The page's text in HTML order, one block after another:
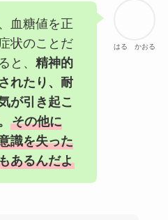
はる かおる
血糖値を正
状のことだ
と、 精神的
れたり、耐
が引き起こ
その他に
識を失った
あるんだよ